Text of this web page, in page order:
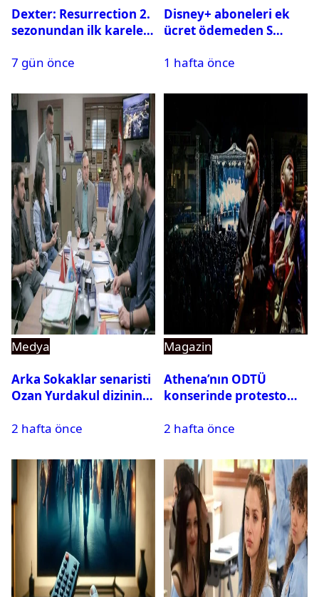
Dexter: Resurrection 2.
sezonundan ilk kareler
7 gün önce
Disney+ aboneleri ek
ücret ödemeden S
izleyebilecek
1 hafta önce
Medya
Arka Sokaklar senaristi
Ozan Yurdakul dizinin
2 hafta önce
Magazin
Athena’nın ODTÜ
konserinde protesto
2 hafta önce